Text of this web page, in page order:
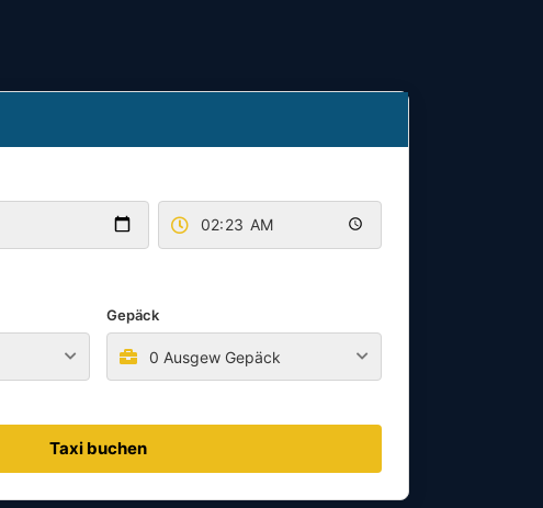
Gepäck
0 Ausgew Gepäck
Taxi buchen